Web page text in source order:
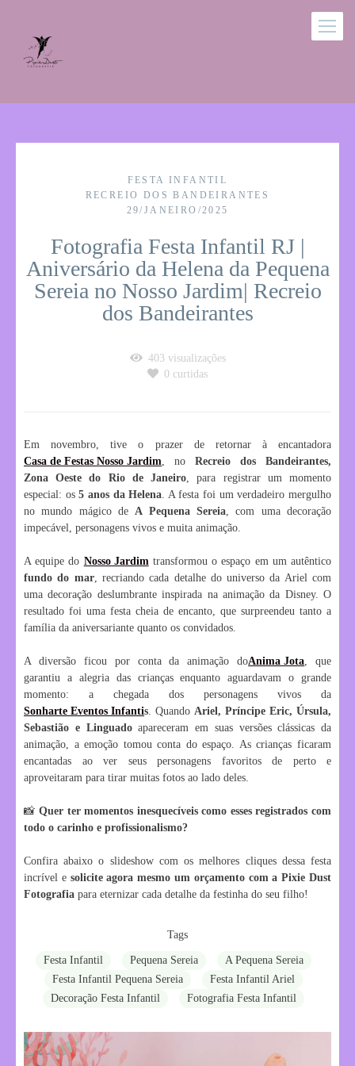
FESTA INFANTIL
RECREIO DOS BANDEIRANTES
29/JANEIRO/2025
Fotografia Festa Infantil RJ |
Aniversário da Helena da Pequena
Sereia no Nosso Jardim| Recreio
dos Bandeirantes
403 visualizações
0 curtidas
Em novembro, tive o prazer de retornar à encantadora
Casa de Festas Nosso Jardim, no Recreio dos Bandeirantes,
Zona Oeste do Rio de Janeiro, para registrar um momento
especial: os5 anos da Helena. A festa foi um verdadeiro mergulho
no mundo mágico deA Pequena Sereia, com uma decoração
impecável, personagens vivos e muita animação.
A equipe do Nosso Jardimtransformou o espaço em um autêntico
fundo do mar, recriando cada detalhe do universo da Ariel com
uma decoração deslumbrante inspirada na animação da Disney. O
resultado foi uma festa cheia de encanto, que surpreendeu tanto a
família da aniversariante quanto os convidados.
A diversão ficou por conta da animação doAnima Jota, que
garantiu a alegria das crianças enquanto aguardavam o grande
momento: a chegada dos personagens vivos da
Sonharte Eventos Infantis. Quando Ariel, Príncipe Eric, Úrsula,
Sebastião e Linguadoapareceram em suas versões clássicas da
animação, a emoção tomou conta do espaço. As crianças ficaram
encantadas ao ver seus personagens favoritos de perto e
aproveitaram para tirar muitas fotos ao lado deles.
📸Quer ter momentos inesquecíveis como esses registrados com
todo o carinho e profissionalismo?
Confira abaixo o slideshow com os melhores cliques dessa festa
incrível e solicite agora mesmo um orçamento com a Pixie Dust
Fotografia para eternizar cada detalhe da festinha do seu filho!
Tags
Festa Infantil Pequena Sereia
A Pequena Sereia
Festa Infantil Pequena Sereia
Festa Infantil Ariel
Decoração Festa Infantil
Fotografia Festa Infantil